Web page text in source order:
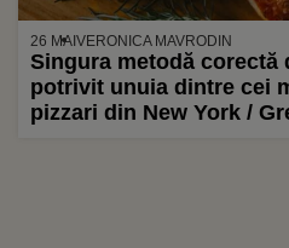
26 MAIVERONICA MAVRODIN
Singura metodă corectă
potrivit unuia dintre cei
pizzari din New York /